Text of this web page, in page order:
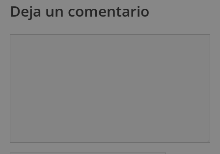
Deja un comentario